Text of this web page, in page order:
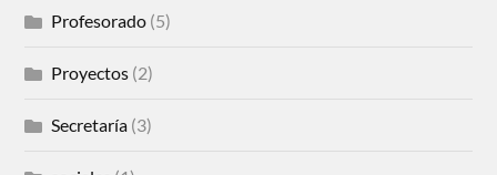
Profesorado (5)
Proyectos (2)
Secretaría (3)